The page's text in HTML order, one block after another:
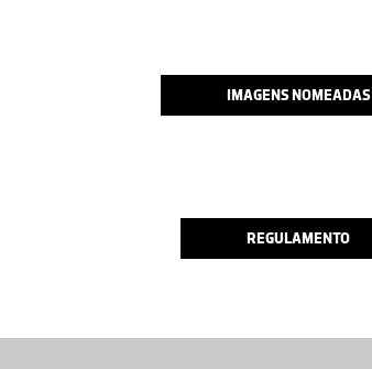
IMAGENS NOMEADAS
REGULAMENTO